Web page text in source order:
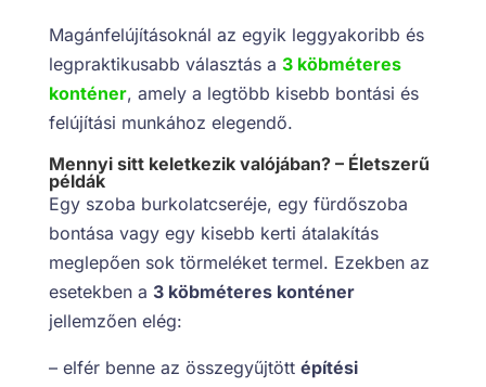
Magánfelújításoknál az egyik leggyakoribb és
legpraktikusabb választás a 3 köbméteres
konténer, amely a legtöbb kisebb bontási és
felújítási munkához elegendő.
Mennyi sitt keletkezik valójában? – Életszerű
példák
Egy szoba burkolatcseréje, egy fürdőszoba
bontása vagy egy kisebb kerti átalakítás
meglepően sok törmeléket termel. Ezekben az
esetekben a 3 köbméteres konténer
jellemzően elég:
– elfér benne az összegyűjtött építési